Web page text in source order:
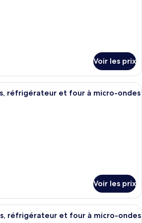
Voir les prix
Une chambre d’hôtel avec deux lits,
réfrigérateur et four à micro-ondes
Voir les prix
Une chambre d’hôtel avec deux lits,
réfrigérateur et four à micro-ondes